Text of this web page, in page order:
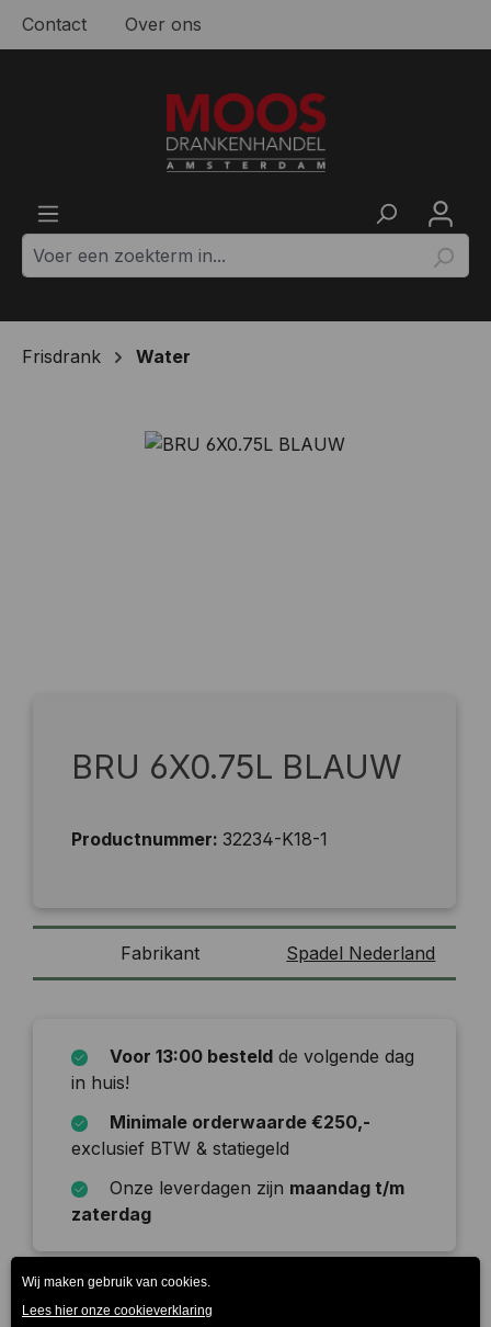
Ga naar de hoofdinhoud
Contact Over ons
Frisdrank Water
Afbeeldingengalerij overslaan
BRU 6X0.75L BLAUW
Productnummer: 32234-K18-1
Fabrikant Spadel Nederland
Voor 13:00 besteld de volgende dag
in huis!
Minimale orderwaarde €250,-
exclusief BTW & statiegeld
Onze leverdagen zijn maandag t/m
zaterdag
Beschrijving